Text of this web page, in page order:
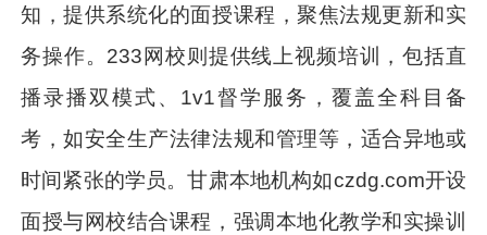
知，提供系统化的面授课程，聚焦法规更新和实
务操作。233网校则提供线上视频培训，包括直
播录播双模式、1v1督学服务，覆盖全科目备
考，如安全生产法律法规和管理等，适合异地或
时间紧张的学员。甘肃本地机构如czdg.com开设
面授与网校结合课程，强调本地化教学和实操训